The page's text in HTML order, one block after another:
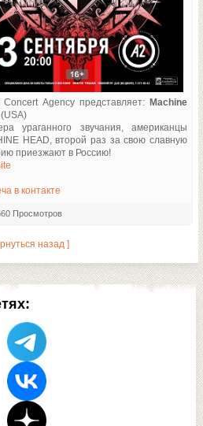
Concert Agency представляет:
Machine
(USA)
ураганного звучания, американцы
HEAD, второй раз за свою славную
приезжают в Россию!
в контакте
Просмотров
назад ]